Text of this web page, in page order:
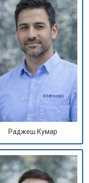
Раджеш Кумар